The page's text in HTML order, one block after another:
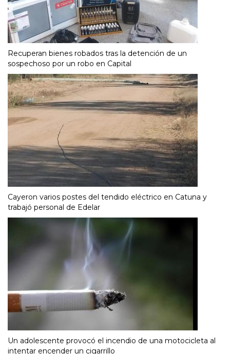
Recuperan bienes robados tras la detención de un
sospechoso por un robo en Capital
Cayeron varios postes del tendido eléctrico en Catuna y
trabajó personal de Edelar
Un adolescente provocó el incendio de una motocicleta al
intentar encender un cigarrillo